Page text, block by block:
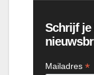
Schrijf je
Mailadres *